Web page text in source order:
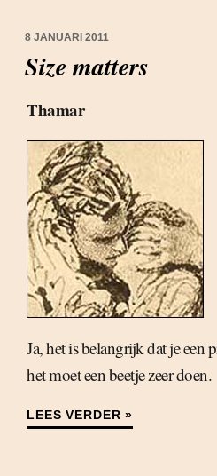
8 JANUARI 2011
Size matters
Thamar
Ja, het is belangrijk dat je een
het moet een beetje zeer doen.
LEES VERDER »